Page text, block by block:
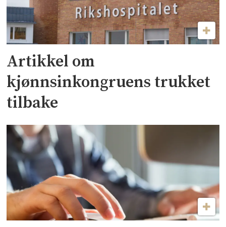
Artikkel om
kjønnsinkongruens trukket
tilbake